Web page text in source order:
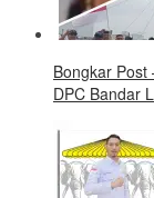
Bongkar Post
DPC Bandar